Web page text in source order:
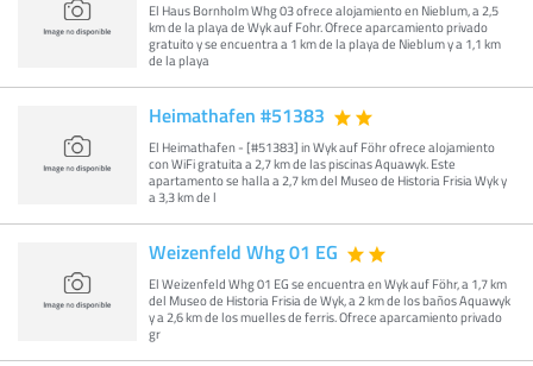
El Haus Bornholm Whg 03 ofrece alojamiento en Nieblum, a 2,5
km de la playa de Wyk auf Fohr. Ofrece aparcamiento privado
gratuito y se encuentra a 1 km de la playa de Nieblum y a 1,1 km
de la playa
Heimathafen #51383
El Heimathafen - [#51383] in Wyk auf Föhr ofrece alojamiento
con WiFi gratuita a 2,7 km de las piscinas Aquawyk. Este
apartamento se halla a 2,7 km del Museo de Historia Frisia Wyk y
a 3,3 km de l
Weizenfeld Whg 01 EG
El Weizenfeld Whg 01 EG se encuentra en Wyk auf Föhr, a 1,7 km
del Museo de Historia Frisia de Wyk, a 2 km de los baños Aquawyk
y a 2,6 km de los muelles de ferris. Ofrece aparcamiento privado
gr